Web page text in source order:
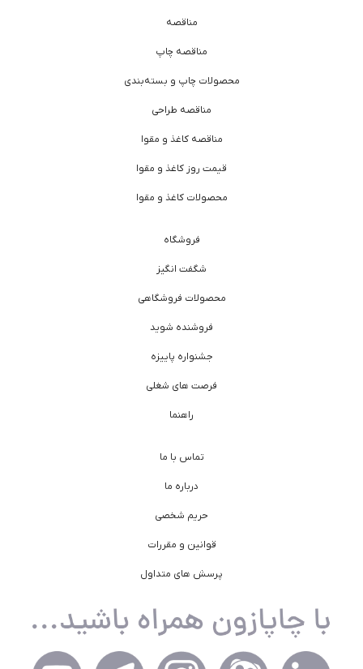
مناقصه
مناقصه چاپ
محصولات چاپ و بسته‌بندی
مناقصه طراحی
مناقصه کاغذ و مقوا
قیمت روز کاغذ و مقوا
محصولات کاغذ و مقوا
فروشگاه
شگفت انگیز
محصولات فروشگاهی
فروشنده شوید
جشنواره پاییزه
فرصت های شغلی
راهنما
تماس با ما
درباره ما
حریم شخصی
قوانین و مقررات
پرسش های متداول